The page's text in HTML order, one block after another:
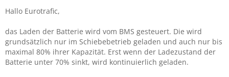
Hallo Eurotrafic,
das Laden der Batterie wird vom BMS gesteuert. Die wird
grundsätzlich nur im Schiebebetrieb geladen und auch nur bis
maximal 80% ihrer Kapazität. Erst wenn der Ladezustand der
Batterie unter 70% sinkt, wird kontinuierlich geladen.